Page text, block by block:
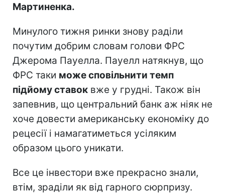
Мартиненка.
Минулого тижня ринки знову раділи
почутим добрим словам голови ФРС
Джерома Пауелла. Пауелл натякнув, що
ФРС таки може сповільнити темп
підйому ставок вже у грудні. Також він
запевнив, що центральний банк аж ніяк не
хоче довести американську економіку до
рецесії і намагатиметься усіляким
образом цього уникати.
Все це інвестори вже прекрасно знали,
втім, зраділи як від гарного сюрпризу.